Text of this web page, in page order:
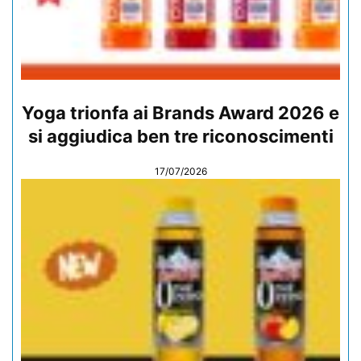
Yoga trionfa ai Brands Award 2026 e
si aggiudica ben tre riconoscimenti
17/07/2026